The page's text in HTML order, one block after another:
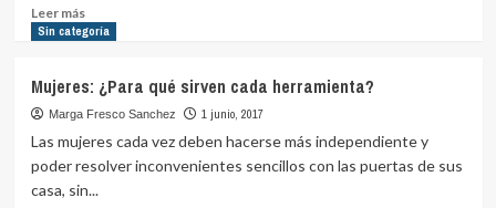
contratar
servicio
Leer másLeer
más
de
las
cerraduras
con
RFID
Sin categoría
Mujeres: ¿Para qué sirven cada herramienta?
Marga Fresco Sanchez 1 junio, 2017
Las mujeres cada vez deben hacerse más independiente y
poder resolver inconvenientes sencillos con las puertas de sus
casa, sin...